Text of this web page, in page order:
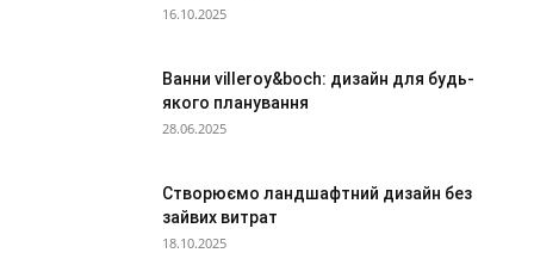
16.10.2025
Ванни villeroy&boch: дизайн для будь-
якого планування
28.06.2025
Створюємо ландшафтний дизайн без
зайвих витрат
18.10.2025